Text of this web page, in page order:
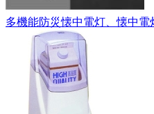
多機能防災懐中電灯、懐中電